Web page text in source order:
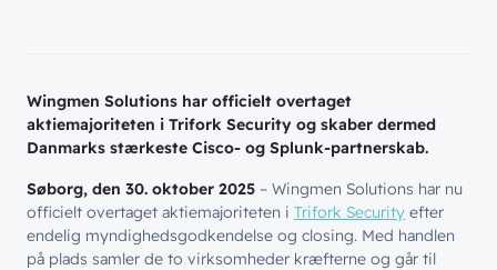
Wingmen Solutions har officielt overtaget
aktiemajoriteten i Trifork Security og skaber dermed
Danmarks stærkeste Cisco- og Splunk-partnerskab.
Søborg, den 30. oktober 2025 – Wingmen Solutions har nu
officielt overtaget aktiemajoriteten i Trifork Security efter
endelig myndighedsgodkendelse og closing. Med handlen
på plads samler de to virksomheder kræfterne og går til